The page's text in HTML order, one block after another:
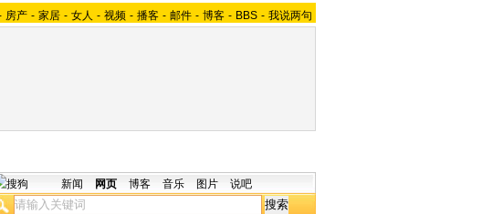
房产 - 家居 - 女人 - 视频 - 播客 - 邮件 - 博客 - BBS - 我说两句
新闻 网页 博客 音乐 图片 说吧